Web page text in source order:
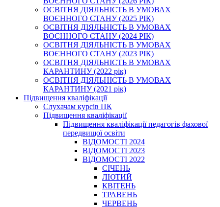
ОСВІТНЯ ДІЯЛЬНІСТЬ В УМОВАХ
ВОЄННОГО СТАНУ (2025 РІК)
ОСВІТНЯ ДІЯЛЬНІСТЬ В УМОВАХ
ВОЄННОГО СТАНУ (2024 РІК)
ОСВІТНЯ ДІЯЛЬНІСТЬ В УМОВАХ
ВОЄННОГО СТАНУ (2023 РІК)
ОСВІТНЯ ДІЯЛЬНІСТЬ В УМОВАХ
КАРАНТИНУ (2022 рік)
ОСВІТНЯ ДІЯЛЬНІСТЬ В УМОВАХ
КАРАНТИНУ (2021 рік)
Підвищення кваліфікації
Слухачам курсів ПК
Підвищення кваліфікації
Підвищення кваліфікації педагогів фахової
передвищої освіти
ВІДОМОСТІ 2024
ВІДОМОСТІ 2023
ВІДОМОСТІ 2022
СІЧЕНЬ
ЛЮТИЙ
КВІТЕНЬ
ТРАВЕНЬ
ЧЕРВЕНЬ